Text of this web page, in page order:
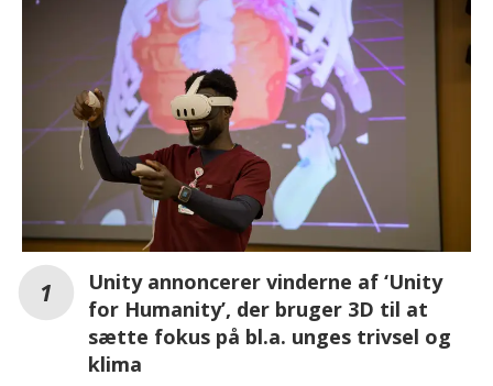
Unity annoncerer vinderne af ‘Unity
for Humanity’, der bruger 3D til at
sætte fokus på bl.a. unges trivsel og
klima